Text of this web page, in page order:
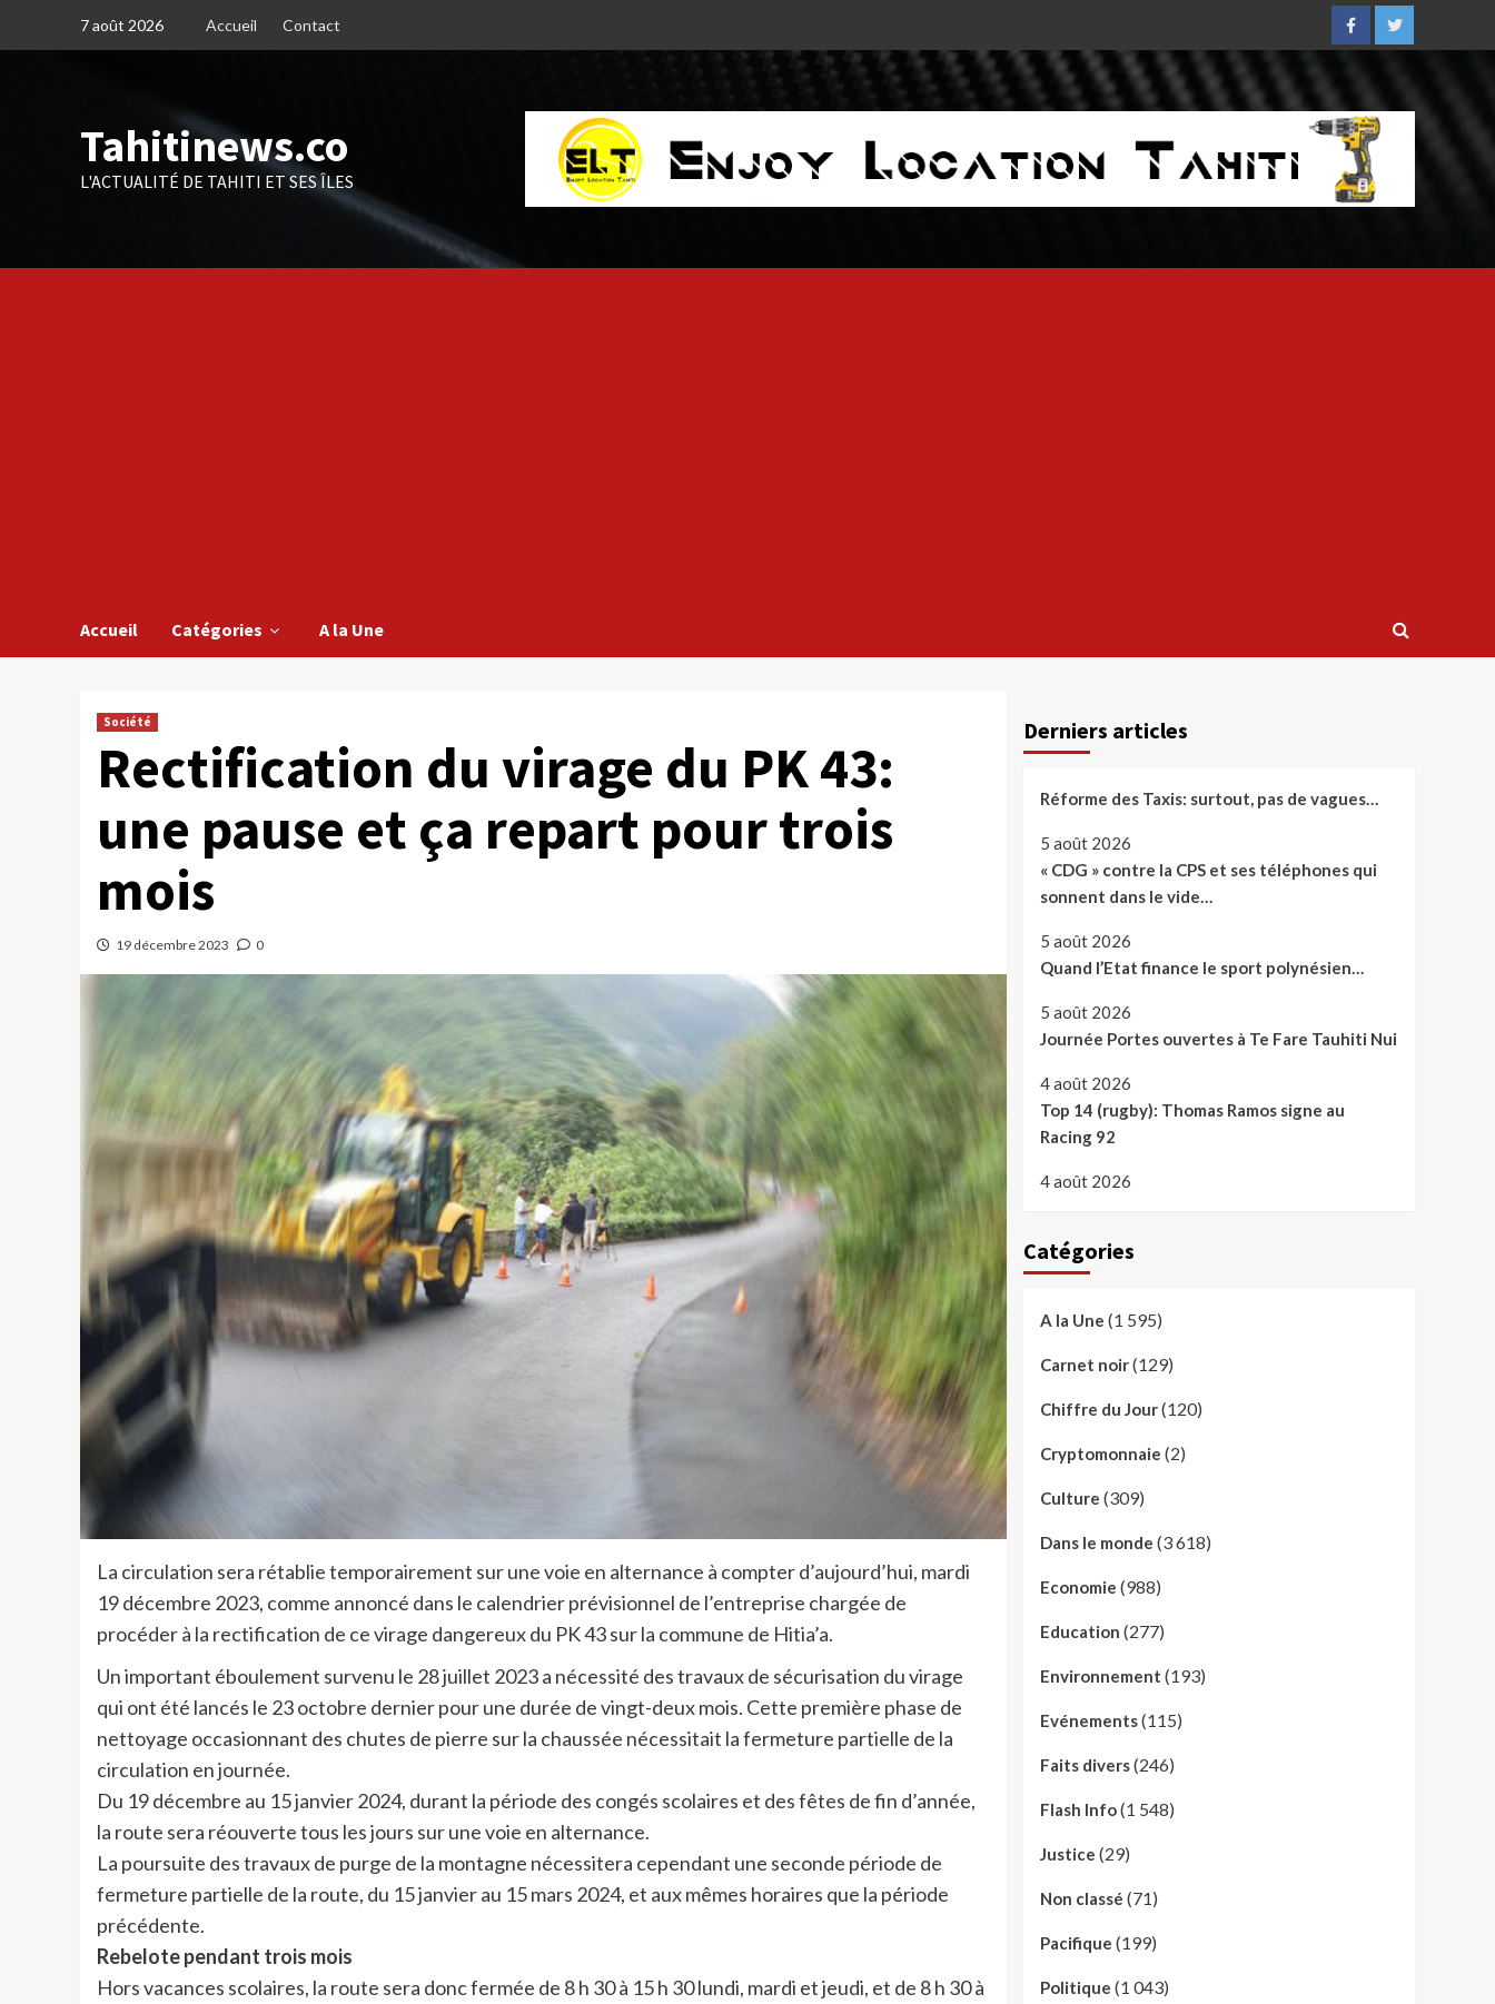
7 août 2026 Accueil Contact
FacebookTwitter
Tahitinews.co
L'ACTUALITÉ DE TAHITI ET SES ÎLES
Accueil Catégories A la Une
Société
Rectification du virage du PK 43:
une pause et ça repart pour trois
mois
19 décembre 2023 0
La circulation sera rétablie temporairement sur une voie en alternance à compter d’aujourd’hui, mardi
19 décembre 2023, comme annoncé dans le calendrier prévisionnel de l’entreprise chargée de
procéder à la rectification de ce virage dangereux du PK 43 sur la commune de Hitia’a.
Un important éboulement survenu le 28 juillet 2023 a nécessité des travaux de sécurisation du virage
qui ont été lancés le 23 octobre dernier pour une durée de vingt-deux mois. Cette première phase de
nettoyage occasionnant des chutes de pierre sur la chaussée nécessitait la fermeture partielle de la
circulation en journée.
Du 19 décembre au 15 janvier 2024, durant la période des congés scolaires et des fêtes de fin d’année,
la route sera réouverte tous les jours sur une voie en alternance.
La poursuite des travaux de purge de la montagne nécessitera cependant une seconde période de
fermeture partielle de la route, du 15 janvier au 15 mars 2024, et aux mêmes horaires que la période
précédente.
Rebelote pendant trois mois
Hors vacances scolaires, la route sera donc fermée de 8 h 30 à 15 h 30 lundi, mardi et jeudi, et de 8 h 30 à
Derniers articles
Réforme des Taxis: surtout, pas de vagues…
5 août 2026
« CDG » contre la CPS et ses téléphones qui
sonnent dans le vide…
5 août 2026
Quand l’Etat finance le sport polynésien…
5 août 2026
Journée Portes ouvertes à Te Fare Tauhiti Nui
4 août 2026
Top 14 (rugby): Thomas Ramos signe au
Racing 92
4 août 2026
Catégories
A la Une (1 595)
Carnet noir(129)
Chiffre du Jour(120)
Cryptomonnaie (2)
Culture (309)
Dans le monde (3 618)
Economie (988)
Education (277)
Environnement (193)
Evénements(115)
Faits divers(246)
Flash Info(1 548)
Justice (29)
Non classé (71)
Pacifique (199)
Politique (1 043)